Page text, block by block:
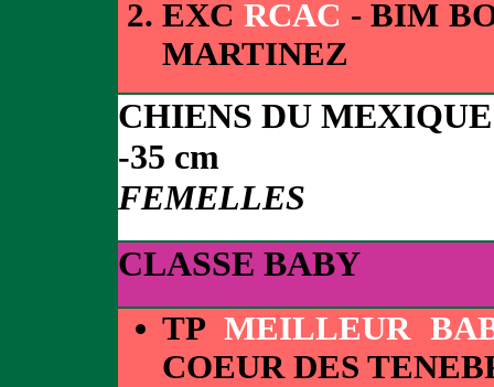
EXCRCAC - BIM
MARTINEZ
CHIENS DU MEXIQUE
-35 cm
FEMELLES
CLASSE BABY
TPMEILLEUR
COEUR DES